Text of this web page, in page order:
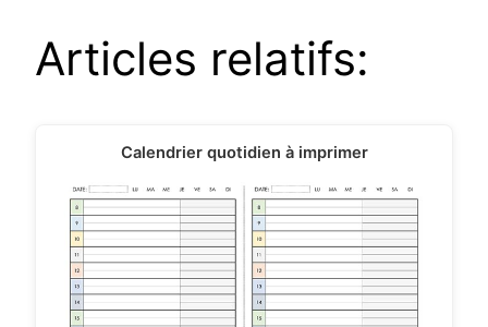
Articles relatifs:
Calendrier quotidien à imprimer